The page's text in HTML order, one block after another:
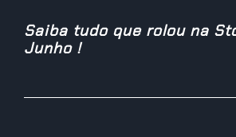
Saiba tudo que rolou na
Junho !